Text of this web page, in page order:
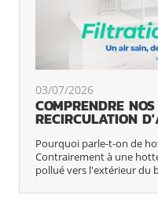
03/07/2026
COMPRENDRE
RECIRCULATION
Pourquoi parle-t-on de
Contrairement à une
pollué vers l'extérieur du